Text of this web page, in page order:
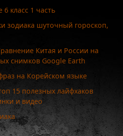
класс 1 часть
зодиака шуточный гороскоп,
Китая и России на
снимков Google Earth
на Корейском языке
15 полезных лайфхаков
и видео